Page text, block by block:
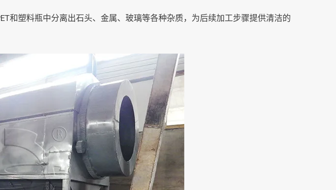
和塑料瓶中分离出石头、金属、玻璃等各种杂质，为后续加工步骤提供清洁的